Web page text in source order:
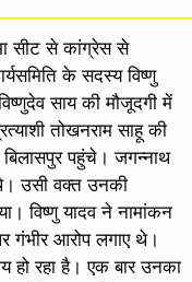
सीट से कांग्रेस से
के सदस्य विष्णु
साय की मौजूदगी में
तोखनराम साहू की
बिलासपुर पहुंचे। जगन्नाथ
उसी वक्त उनकी
विष्णु यादव ने नामांकन
गंभीर आरोप लगाए थे।
हो रहा है। एक बार उनका